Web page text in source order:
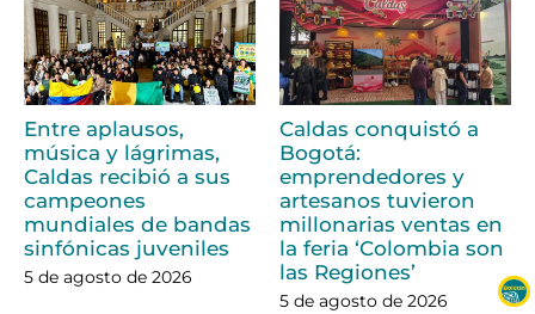
Entre aplausos,
música y lágrimas,
Caldas recibió a sus
campeones
mundiales de bandas
sinfónicas juveniles
5 de agosto de 2026
Caldas conquistó a
Bogotá:
emprendedores y
artesanos tuvieron
millonarias ventas en
la feria ‘Colombia son
las Regiones’
5 de agosto de 2026